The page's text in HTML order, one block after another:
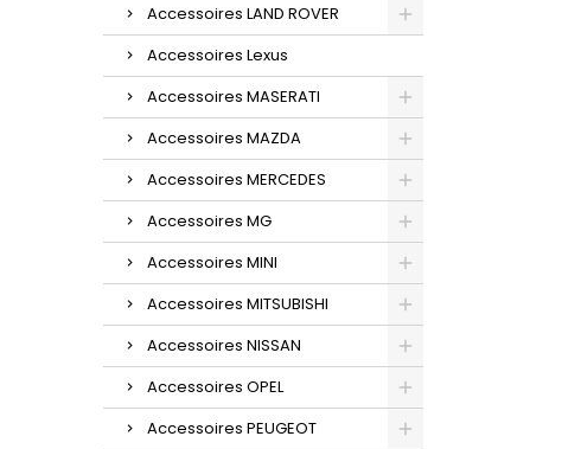
Accessoires LAND ROVER
Accessoires Lexus
Accessoires MASERATI
Accessoires MAZDA
Accessoires MERCEDES
Accessoires MG
Accessoires MINI
Accessoires MITSUBISHI
Accessoires NISSAN
Accessoires OPEL
Accessoires PEUGEOT